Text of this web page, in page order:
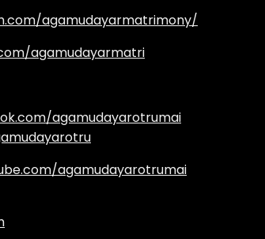
agamudayarmatrimony/
agamudayarmatri
agamudayarotrumai
agamudayarotrumai